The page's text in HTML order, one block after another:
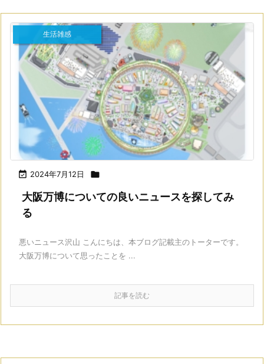
 2024年7月12日 
生活雑感
大阪万博についての良いニュースを探してみ
る
悪いニュース沢山 こんにちは、本ブログ記載主のトーターです。
大阪万博について思ったことを ...
記事を読む